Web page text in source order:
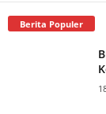
Berita Populer